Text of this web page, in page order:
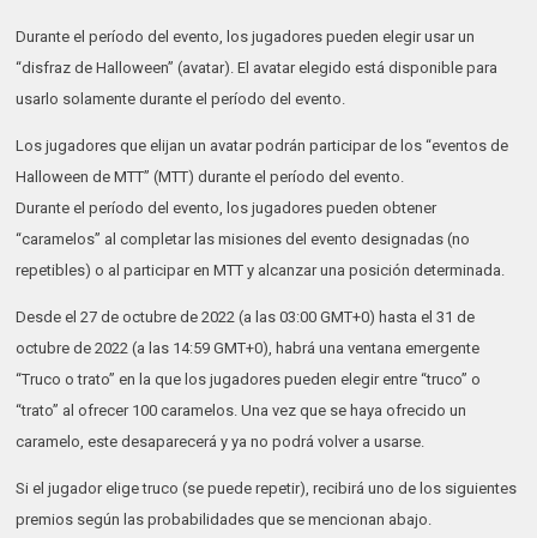
Durante el período del evento, los jugadores pueden elegir usar un
“disfraz de Halloween” (avatar). El avatar elegido está disponible para
usarlo solamente durante el período del evento.
Los jugadores que elijan un avatar podrán participar de los “eventos de
Halloween de MTT” (MTT) durante el período del evento.
Durante el período del evento, los jugadores pueden obtener
“caramelos” al completar las misiones del evento designadas (no
repetibles) o al participar en MTT y alcanzar una posición determinada.
Desde el 27 de octubre de 2022 (a las 03:00 GMT+0) hasta el 31 de
octubre de 2022 (a las 14:59 GMT+0), habrá una ventana emergente
“Truco o trato” en la que los jugadores pueden elegir entre “truco” o
“trato” al ofrecer 100 caramelos. Una vez que se haya ofrecido un
caramelo, este desaparecerá y ya no podrá volver a usarse.
Si el jugador elige truco (se puede repetir), recibirá uno de los siguientes
premios según las probabilidades que se mencionan abajo.